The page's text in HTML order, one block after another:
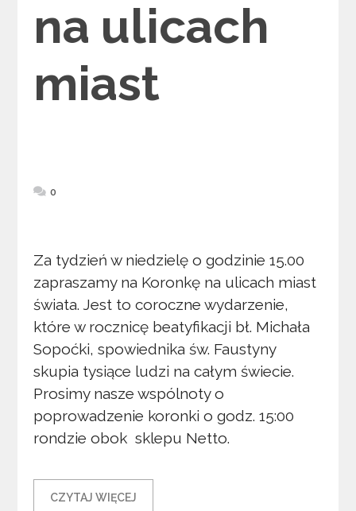
na ulicach
miast
0
Za tydzień w niedzielę o godzinie 15.00
zapraszamy na Koronkę na ulicach miast
świata. Jest to coroczne wydarzenie,
które w rocznicę beatyfikacji bł. Michała
Sopoćki, spowiednika św. Faustyny
skupia tysiące ludzi na całym świecie.
Prosimy nasze wspólnoty o
poprowadzenie koronki o godz. 15:00
rondzie obok sklepu Netto.
CZYTAJ WIĘCEJ